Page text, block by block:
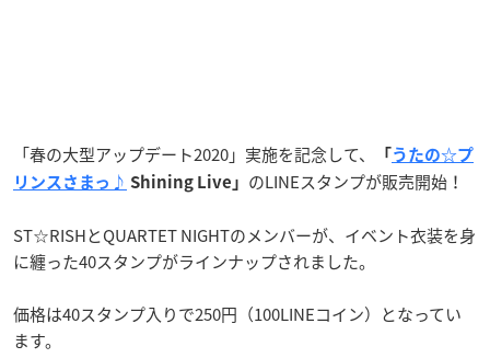
「春の大型アップデート2020」実施を記念して、 「 うたの☆プ
リンスさまっ♪ Shining Live」 のLINEスタンプが販売開始！
ST☆RISHとQUARTET NIGHTのメンバーが、イベント衣装を身
に纏った40スタンプがラインナップされました。
価格は40スタンプ入りで250円（100LINEコイン）となってい
ます。